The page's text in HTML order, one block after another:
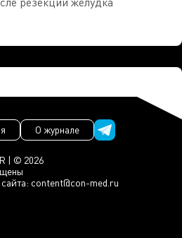
| © 2026
content@con-med.ru
О журнале